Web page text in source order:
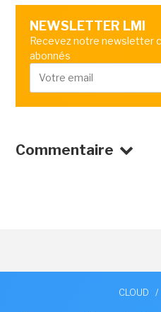
NEWSLETTER LMI
Recevez notre newsletter
abonnés
Commentaire
CLOUD /